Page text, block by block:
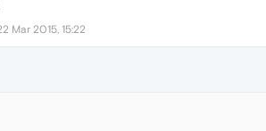
Mar 2015, 15:22